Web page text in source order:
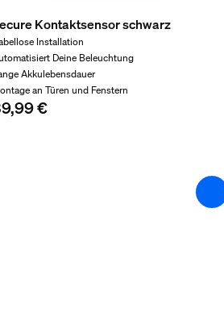
Kontaktsensor schwarz
Installation
Deine Beleuchtung
Akkulebensdauer
an Türen und Fenstern
€